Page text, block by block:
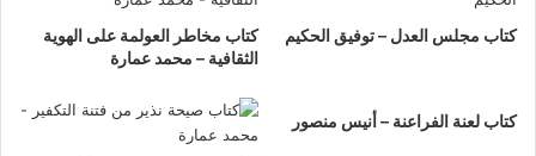
كتاب مجلس العدل – توفيق الحكيم
كتاب مخاطر العولمة على الهوية
الثقافية – محمد عمارة
كتاب لعنة الفراعنة – أنيس منصور